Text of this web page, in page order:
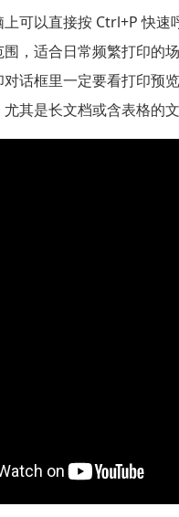
上可以直接按 Ctrl+P 快
，适合日常频繁打印的场
对话框里一定要看打印预
其是长文档或含表格的文